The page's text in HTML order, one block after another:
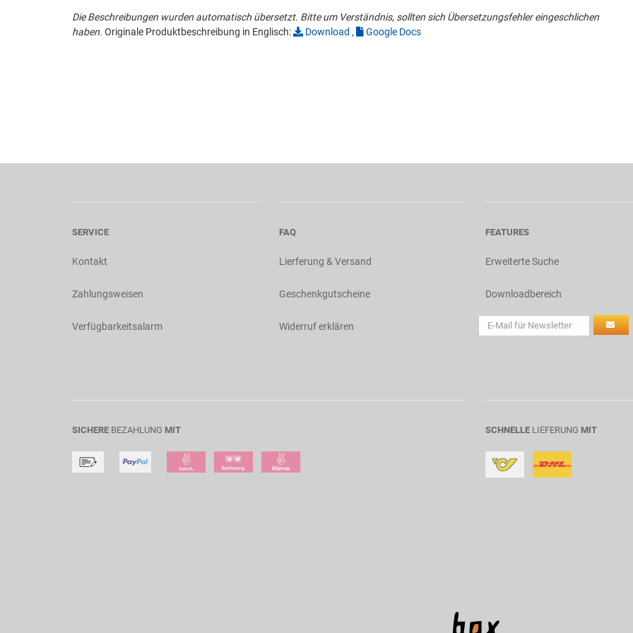
Die Beschreibungen wurden automatisch übersetzt. Bitte um Verständnis, sollten sich Übersetzungsfehler eingeschlichen
haben. Originale Produktbeschreibung in Englisch: Download , Google Docs
SERVICE
Kontakt
Zahlungsweisen
Verfügbarkeitsalarm
FAQ
Lierferung & Versand
Geschenkgutscheine
Widerruf erklären
FEATURES
Erweiterte Suche
Downloadbereich
SICHERE BEZAHLUNG MIT SCHNELLE LIEFERUNG MIT